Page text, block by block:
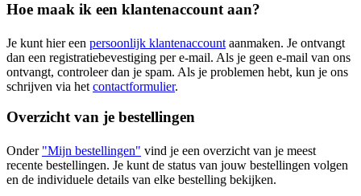
Hoe maak ik een klantenaccount aan?
Je kunt hier een persoonlijk klantenaccount aanmaken. Je ontvangt
dan een registratiebevestiging per e-mail. Als je geen e-mail van ons
ontvangt, controleer dan je spam. Als je problemen hebt, kun je ons
schrijven via het contactformulier.
Overzicht van je bestellingen
Onder "Mijn bestellingen" vind je een overzicht van je meest
recente bestellingen. Je kunt de status van jouw bestellingen volgen
en de individuele details van elke bestelling bekijken.